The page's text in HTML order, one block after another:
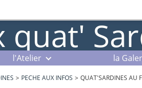
l'Atelier la
> PECHE AUX INFOS > QUAT'SARDINES AU